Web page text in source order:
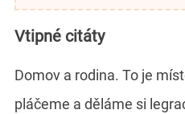
Vtipné citáty
Domov a rodina. To je
pláčeme a děláme si